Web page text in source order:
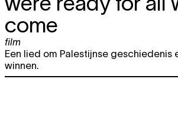
come
film
Een lied om Palestijnse geschiedenis
winnen.